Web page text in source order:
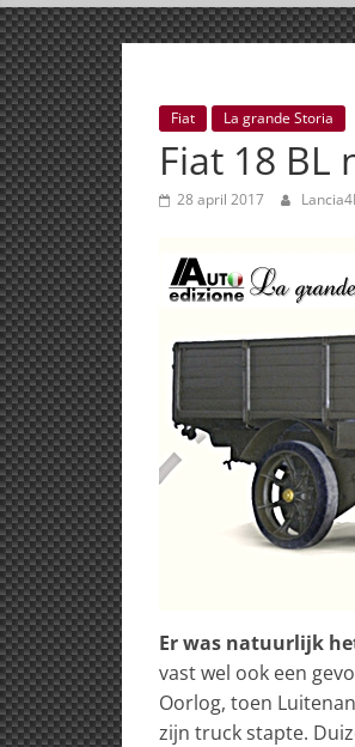
dell'Automobile
Italiana
|
Italiaans
autonieuws
&
lifestyle
Fiat La grande Storia
Fiat 18 BL
28 april 2017
Er was natuurlijk
vast wel ook een
Oorlog, toen
zijn truck stapte.